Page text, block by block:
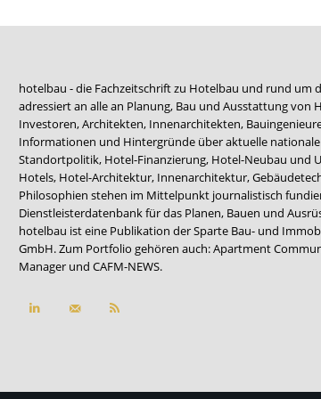
hotelbau - die Fachzeitschrift zu Hotelbau und rund um
adressiert an alle an Planung, Bau und Ausstattung
Investoren, Architekten, Innenarchitekten,
Informationen und Hintergründe über aktuelle
Standortpolitik, Hotel-Finanzierung, Hotel-Neubau und
Hotels, Hotel-Architektur, Innenarchitektur,
Philosophien stehen im Mittelpunkt journalistisch
Dienstleisterdatenbank für das Planen, Bauen und
hotelbau ist eine Publikation der Sparte Bau- und
GmbH. Zum Portfolio gehören auch:Apartment
Manager und CAFM-NEWS.